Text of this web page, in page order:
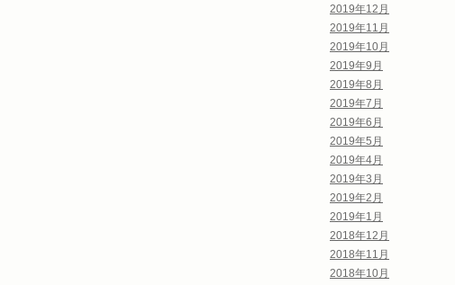
2019年12月
2019年11月
2019年10月
2019年9月
2019年8月
2019年7月
2019年6月
2019年5月
2019年4月
2019年3月
2019年2月
2019年1月
2018年12月
2018年11月
2018年10月